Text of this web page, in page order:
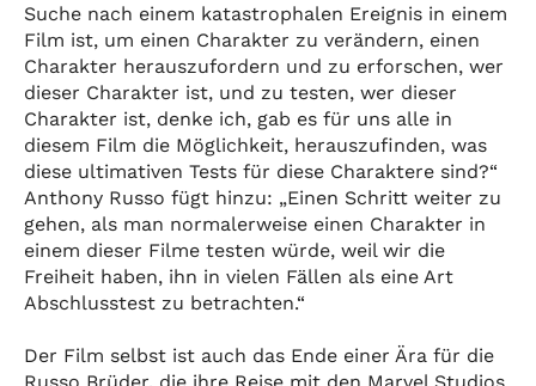
Suche nach einem katastrophalen Ereignis in einem
Film ist, um einen Charakter zu verändern, einen
Charakter herauszufordern und zu erforschen, wer
dieser Charakter ist, und zu testen, wer dieser
Charakter ist, denke ich, gab es für uns alle in
diesem Film die Möglichkeit, herauszufinden, was
diese ultimativen Tests für diese Charaktere sind?“
Anthony Russo fügt hinzu: „Einen Schritt weiter zu
gehen, als man normalerweise einen Charakter in
einem dieser Filme testen würde, weil wir die
Freiheit haben, ihn in vielen Fällen als eine Art
Abschlusstest zu betrachten.“
Der Film selbst ist auch das Ende einer Ära für die
Russo Brüder, die ihre Reise mit den Marvel Studios